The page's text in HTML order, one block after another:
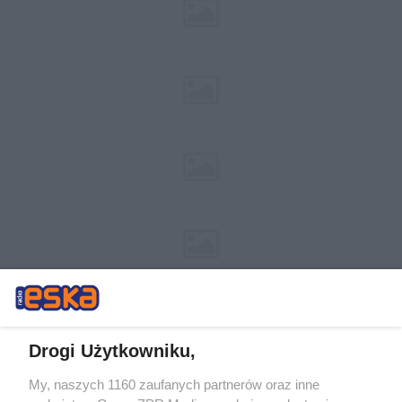
Drogi Użytkowniku,
My, naszych 1160 zaufanych partnerów oraz inne